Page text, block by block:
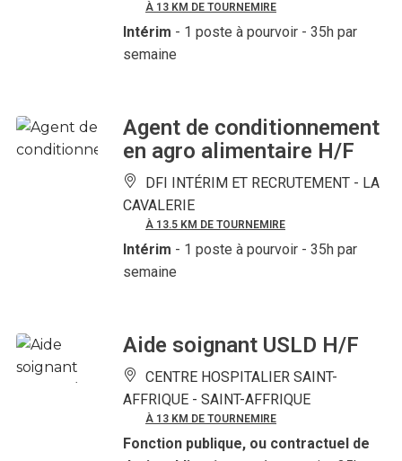
À 13 KM DE TOURNEMIRE
Intérim - 1 poste à pourvoir - 35h par
semaine
Agent de conditionnement
en agro alimentaire H/F
DFI INTÉRIM ET RECRUTEMENT - LA
CAVALERIE
À 13.5 KM DE TOURNEMIRE
Intérim - 1 poste à pourvoir - 35h par
semaine
Aide soignant USLD H/F
CENTRE HOSPITALIER SAINT-
AFFRIQUE - SAINT-AFFRIQUE
À 13 KM DE TOURNEMIRE
Fonction publique, ou contractuel de